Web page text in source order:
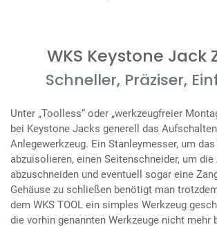
WKS Keystone Jack
Schneller, Präziser,
Unter „Toolless“ oder „werkzeugfreier
bei Keystone Jacks generell das
Anlegewerkzeug. Ein Stanleymesser, um das
abzuisolieren, einen Seitenschneider, um die
abzuschneiden und eventuell sogar eine
Gehäuse zu schließen benötigt man
dem WKS TOOL ein simples Werkzeug
die vorhin genannten Werkzeuge nicht mehr